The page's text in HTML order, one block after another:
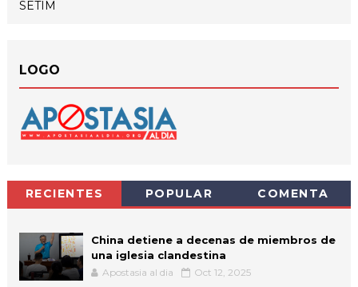
SETIM
LOGO
RECIENTES POPULAR COMENTA
China detiene a decenas de miembros de
una iglesia clandestina
Apostasia al dia Oct 12, 2025